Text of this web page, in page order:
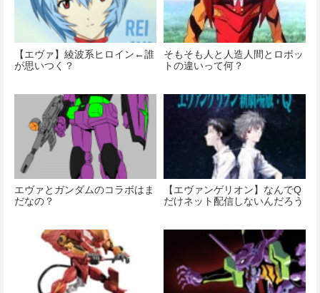
【エヴァ】綾波系ヒロイン←誰
が思いつく？
そもそも人と人造人間とロボッ
トの違いって何？
エヴァとガンダムのコラボはま
だなの？
【エヴァンゲリオン】なんでQ
だけネット配信しないんだろう